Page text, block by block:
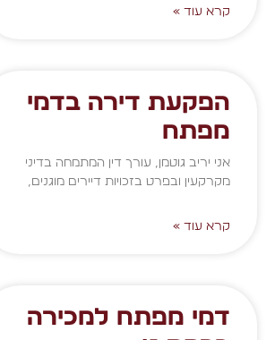
קרא עוד »
הפקעת דירה בדמי
מפתח
אני יריב גוטמן, עורך דין המתמחה בדיני
מקרקעין ובפרט בזכויות דיירים מוגנים,
קרא עוד »
דמי מפתח למכירה